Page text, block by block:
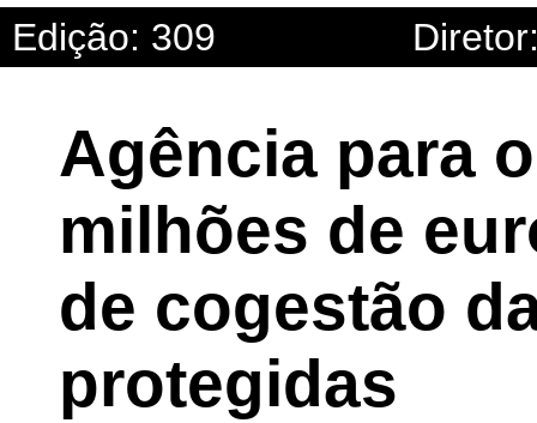
Edição: 309
Agência para
milhões de
de cogestão
protegidas